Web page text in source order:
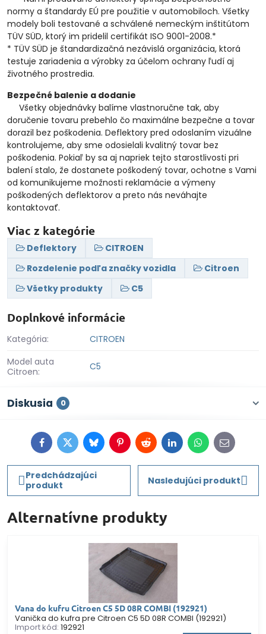
normy a štandardy EÚ pre použitie v automobiloch. Všetky
modely boli testované a schválené nemeckým inštitútom
TÜV SÜD, ktorý im pridelil certifikát ISO 9001-2008.*
* TÜV SÜD je štandardizačná nezávislá organizácia, ktorá
testuje zariadenia a výrobky za účelom ochrany ľudí aj
životného prostredia.
Bezpečné balenie a dodanie
Všetky objednávky balíme vlastnoručne tak, aby
doručenie tovaru prebehlo čo maximálne bezpečne a tovar
dorazil bez poškodenia. Deflektory pred odoslaním vizuálne
kontrolujeme, aby sme odosielali kvalitný tovar bez
poškodenia. Pokiaľ by sa aj napriek tejto starostlivosti pri
balení stalo, že dostanete poškodený tovar, ochotne s Vami
od komunikujeme možnosti reklamácie a výmeny
poškodených deflektorov a preto nás neváhajte
kontaktovať.
Viac z kategórie
Deflektory
CITROEN
Rozdelenie podľa značky vozidla
Citroen
Všetky produkty
C5
Doplnkové informácie
Kategória:
CITROEN
Model auta
Citroen:
C5
Diskusia 0
FacebookTwitterBlueskyPinterestRedditLinkedInWhatsApp
E-
mail
Predchádzajúci
produkt
Nasledujúci produkt
Alternatívne produkty
Vana do kufru Citroen C5 5D 08R COMBI (192921)
Vanička do kufra pre Citroen C5 5D 08R COMBI (192921)
Import kód: 192921